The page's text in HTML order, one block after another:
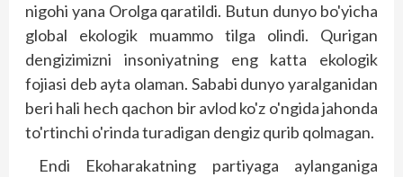
nigohi yana Orolga qaratildi. Butun dunyo bo'yicha
global ekologik muammo tilga olindi. Qurigan
dengizimizni insoniyatning eng katta ekologik
fojiasi deb ayta olaman. Sababi dunyo yaralganidan
beri hali hech qachon bir avlod ko'z o'ngida jahonda
to'rtinchi o'rinda turadigan dengiz qurib qolmagan.
Endi Ekoharakatning partiyaga aylanganiga